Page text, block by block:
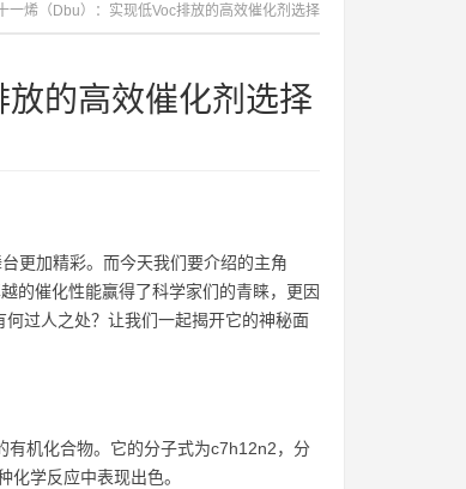
一烯（dbu）：实现低voc排放的高效催化剂选择
的高效催化剂选择
更加精彩。而今天我们要介绍的主角
的催化性能赢得了科学家们的青睐，更因
过人之处？让我们一起揭开它的神秘面
机化合物。它的分子式为c7h12n2，分
学反应中表现出色。